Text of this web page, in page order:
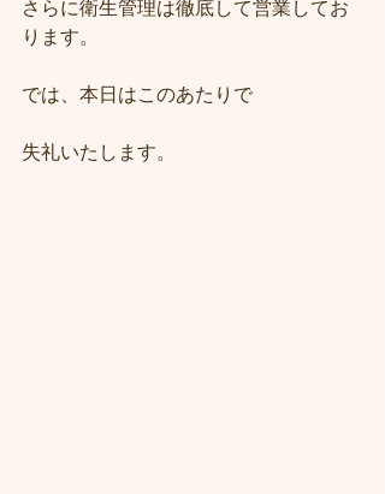
さらに衛生管理は徹底して営業してお
ります。
では、本日はこのあたりで
失礼いたします。